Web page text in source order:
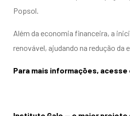
Popsol.
Além da economia financeira, a
renovável, ajudando na redução
Para mais informações,